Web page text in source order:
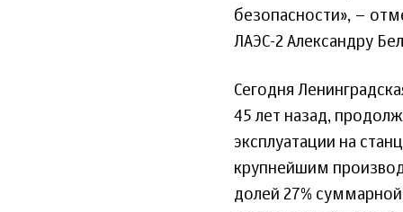
безопасности», –
ЛАЭС-2 Александру
Сегодня
45 лет назад,
эксплуатации на
крупнейшим
долей 27%